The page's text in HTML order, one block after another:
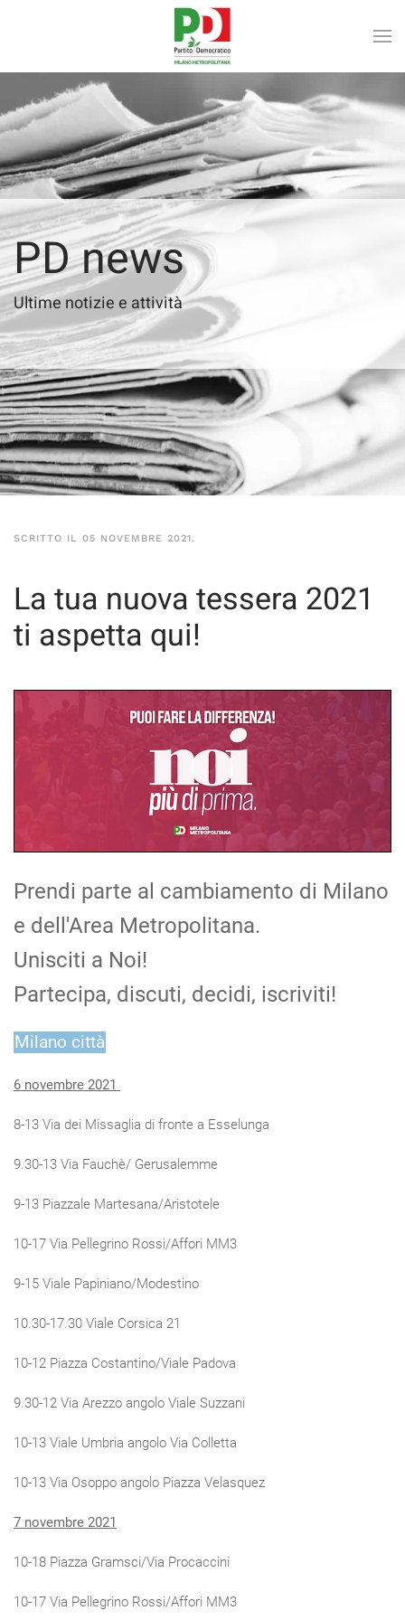
PD news
Ultime notizie e attività
SCRITTO IL 05 NOVEMBRE 2021.
La tua nuova tessera 2021
ti aspetta qui!
Prendi parte al cambiamento di Milano
e dell'Area Metropolitana.
Unisciti a Noi!
Partecipa, discuti, decidi, iscriviti!
Milano città
6 novembre 2021
8-13 Via dei Missaglia di fronte a Esselunga
9.30-13 Via Fauchè/ Gerusalemme
9-13 Piazzale Martesana/Aristotele
10-17 Via Pellegrino Rossi/Affori MM3
9-15 Viale Papiniano/Modestino
10.30-17.30 Viale Corsica 21
10-12 Piazza Costantino/Viale Padova
9.30-12 Via Arezzo angolo Viale Suzzani
10-13 Viale Umbria angolo Via Colletta
10-13 Via Osoppo angolo Piazza Velasquez
7 novembre 2021
10-18 Piazza Gramsci/Via Procaccini
10-17 Via Pellegrino Rossi/Affori MM3